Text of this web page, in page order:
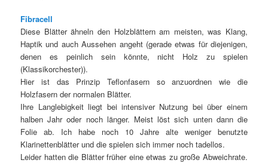
Fibracell
Diese Blätter ähneln den Holzblättern am meisten, was Klang,
Haptik und auch Aussehen angeht (gerade etwas für diejenigen,
denen es peinlich sein könnte, nicht Holz zu spielen
(Klassikorchester)).
Hier ist das Prinzip Teflonfasern so anzuordnen wie die
Holzfasern der normalen Blätter.
Ihre Langlebigkeit liegt bei intensiver Nutzung bei über einem
halben Jahr oder noch länger. Meist löst sich unten dann die
Folie ab. Ich habe noch 10 Jahre alte weniger benutzte
Klarinettenblätter und die spielen sich immer noch tadellos.
Leider hatten die Blätter früher eine etwas zu große Abweichrate.